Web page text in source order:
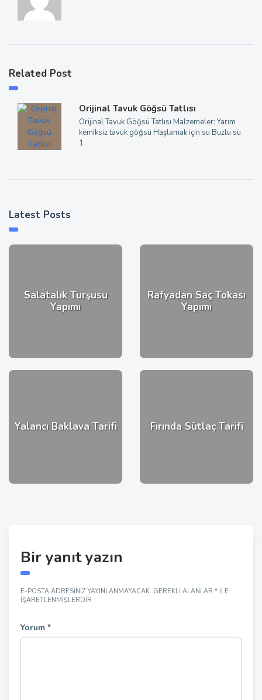
Related Post
Orijinal Tavuk Göğsü Tatlısı
Orijinal Tavuk Göğsü Tatlısı Malzemeler: Yarım
kemiksiz tavuk göğsü Haşlamak için su Buzlu su
1
Latest Posts
Salatalık Turşusu
Yapımı
Rafyadan Saç Tokası
Yapımı
Yalancı Baklava Tarifi Fırında Sütlaç Tarifi
Bir yanıt yazın
E-POSTA ADRESINIZ YAYINLANMAYACAK. GEREKLI ALANLAR * ILE
IŞARETLENMIŞLERDIR
Yorum *